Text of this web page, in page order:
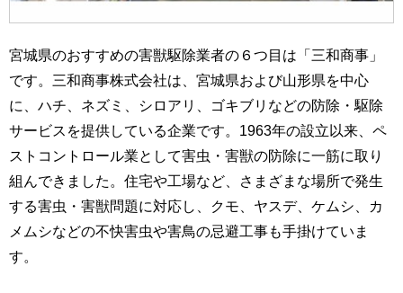
宮城県のおすすめの害獣駆除業者の６つ目は「三和商事」
です。三和商事株式会社は、宮城県および山形県を中心
に、ハチ、ネズミ、シロアリ、ゴキブリなどの防除・駆除
サービスを提供している企業です。1963年の設立以来、ペ
ストコントロール業として害虫・害獣の防除に一筋に取り
組んできました。住宅や工場など、さまざまな場所で発生
する害虫・害獣問題に対応し、クモ、ヤスデ、ケムシ、カ
メムシなどの不快害虫や害鳥の忌避工事も手掛けていま
す。